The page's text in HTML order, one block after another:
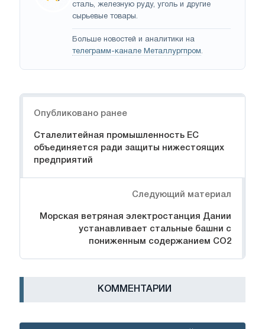
сталь, железную руду, уголь и другие
сырьевые товары.
Больше новостей и аналитики на
телеграмм-канале Металлургпром.
Опубликовано ранее
Сталелитейная промышленность ЕС
объединяется ради защиты нижестоящих
предприятий
Следующий материал
Морская ветряная электростанция Дании
устанавливает стальные башни с
пониженным содержанием CO2
КОММЕНТАРИИ